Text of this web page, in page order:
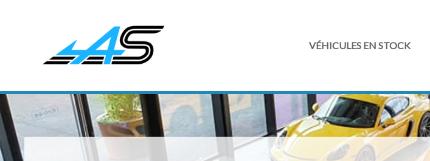
VÉHICULES EN STOCK